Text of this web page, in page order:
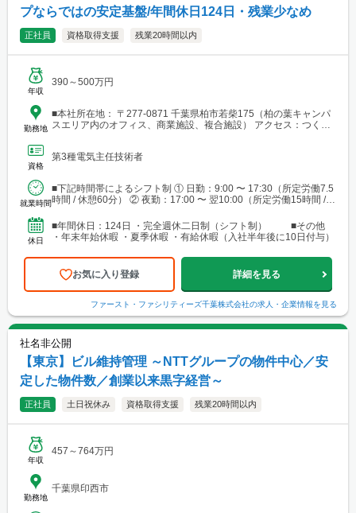
プならではの安定基盤/年間休日124日・残業少なめ
正社員 資格取得支援 残業20時間以内
年収
390～500万円
勤務地
■本社所在地： 〒277-0871 千葉県柏市若柴175（柏の葉キャンパ
スエリア内のオフィス、商業施設、複合施設） アクセス：つくば
資格
第3種電気主任技術者
就業時間
■下記時間帯によるシフト制 ① 日勤：9:00 〜 17:30（所定労働7.5
時間 / 休憩60分） ② 夜勤：17:00 〜 翌10:00（所定労働15時間 /
休日
■年間休日：124日 ・完全週休二日制（シフト制） ■その他
・年末年始休暇 ・夏季休暇 ・有給休暇（入社半年後に10日付与）
お気に入り登録 詳細を見る
ファースト・ファシリティーズ千葉株式会社の求人・企業情報を見る
社名非公開
【東京】ビル維持管理 ～NTTグループの物件中心／安
定した物件数／創業以来黒字経営～
正社員 土日祝休み 資格取得支援 残業20時間以内
年収
457～764万円
勤務地
千葉県印西市